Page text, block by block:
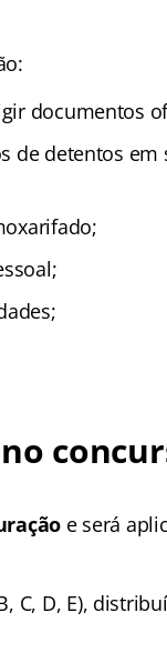
documentos
de detentos em
e será
C, D, E),